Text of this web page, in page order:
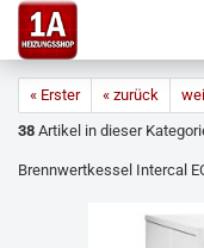
« Erster « zurück
38 Artikel in dieser
Brennwertkessel Intercal